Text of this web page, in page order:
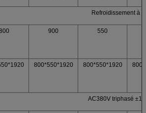
Refroidissement à
900 550
800*550*1920 800*550*1920
AC380V triphasé